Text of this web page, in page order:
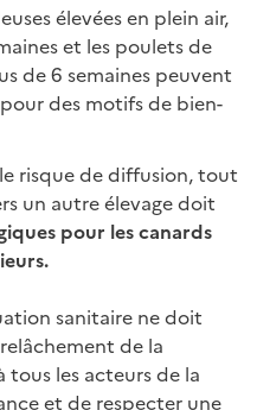
élevées en plein air,
et les poulets de
de 6 semaines peuvent
des motifs de bien-
risque de diffusion, tout
un autre élevage doit
pour les canards
sanitaire ne doit
de la
les acteurs de la
et de respecter une